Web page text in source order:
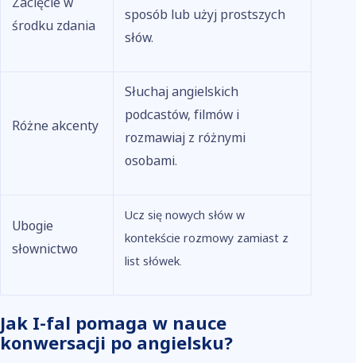
środku zdania
sposób lub użyj prostszych
słów.
Różne akcenty
Słuchaj angielskich
podcastów, filmów i
rozmawiaj z różnymi
osobami.
Ubogie
słownictwo
Ucz się nowych słów w
kontekście rozmowy zamiast z
list słówek.
Jak I-fal pomaga w nauce
konwersacji po angielsku?